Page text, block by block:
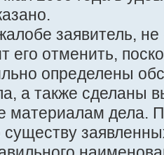
заявитель,
его отменить,
определены
а также сделаны
материалам дела.